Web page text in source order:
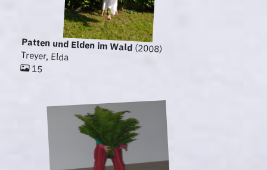
Patten und Elden im Wald(2008)
Treyer, Elda
15